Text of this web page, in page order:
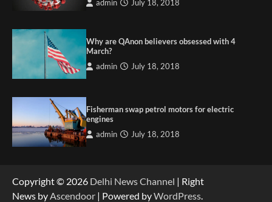
admin July 18, 2018
Why are QAnon believers obsessed with 4
March?
admin July 18, 2018
Fisherman swap petrol motors for electric
engines
admin July 18, 2018
Copyright © 2026 Delhi News Channel | Right
News by Ascendoor | Powered byWordPress